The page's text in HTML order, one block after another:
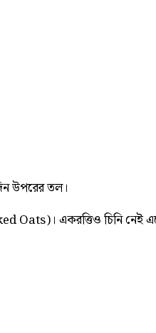
উপরের তল।
Oats)। একরত্তিও চিনি নেই